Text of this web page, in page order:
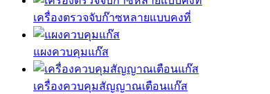
เครื่องตรวจจับก๊าซหลายแบบคงที่
แผงควบคุมแก๊ส
เครื่องควบคุมสัญญาณเตือนแก๊ส